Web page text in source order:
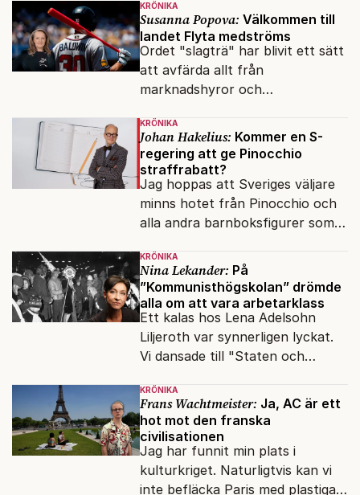
KRÖNIKA
Susanna Popova: Välkommen till
landet Flyta medströms
Ordet "slagträ" har blivit ett sätt
att avfärda allt från
marknadshyror och
om antisemitism.
KRÖNIKA
Johan Hakelius: Kommer en S-
regering att ge Pinocchio
straffrabatt?
Jag hoppas att Sveriges väljare
minns hotet från Pinocchio och
alla andra barnboksfigurer som
upphovsrätt.
KRÖNIKA
Nina Lekander: På
”Kommunisthögskolan” drömde
alla om att vara arbetarklass
Ett kalas hos Lena Adelsohn
Liljeroth var synnerligen lyckat.
Vi dansade till "Staten och
KRÖNIKA
Frans Wachtmeister: Ja, AC är ett
hot mot den franska
civilisationen
Jag har funnit min plats i
kulturkriget. Naturligtvis kan vi
inte befläcka Paris med plastiga